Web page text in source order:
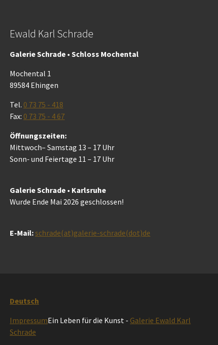
Ewald Karl Schrade
Galerie Schrade • Schloss Mochental
Mochental 1
89584 Ehingen
Tel. 0 73 75 - 418
Fax: 0 73 75 - 4 67
Öffnungszeiten:
Mittwoch– Samstag 13 – 17 Uhr
Sonn- und Feiertage 11 – 17 Uhr
Galerie Schrade • Karlsruhe
Wurde Ende Mai 2026 geschlossen!
E-Mail:schrade(at)galerie-schrade(dot)de
Deutsch
ImpressumEin Leben für die Kunst - Galerie Ewald Karl
Schrade